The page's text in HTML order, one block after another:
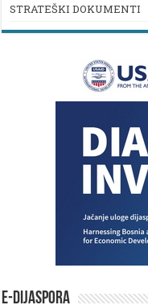
STRATEŠKI DOKUMENTI
E-DIJASPORA